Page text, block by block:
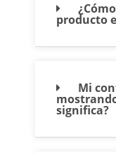
producto
Mi
significa?